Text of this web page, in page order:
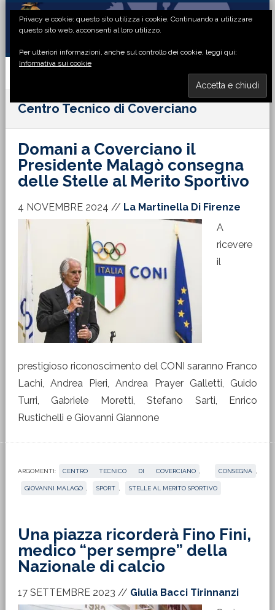
Passa
primaria
Passa
principale
Passa
laterale
Passa
di
Centro Tecnico di Coverciano
Domani a Coverciano il
Presidente Malagò consegna
delle Stelle al Merito Sportivo
4 NOVEMBRE 2024 // La Martinella Di Firenze
A
ricevere
il
prestigioso riconoscimento del CONI saranno Franco
Lachi, Andrea Pieri, Andrea Prayer Galletti, Guido
Turri, Gabriele Moretti, Stefano Sarti, Enrico
Rustichelli e Giovanni Giannone
ARGOMENTI: CENTRO TECNICO DI COVERCIANO CONSEGNA
GIOVANNI MALAGÒ SPORT STELLE AL MERITO SPORTIVO
Una piazza ricorderà Fino Fini,
medico “per sempre” della
Nazionale di calcio
17 SETTEMBRE 2023 // Giulia Bacci Tirinnanzi
Privacy e cookie: questo sito utilizza i cookie. Continuando a utilizzare
questo sito web, acconsenti al loro utilizzo.
Per ulteriori informazioni, anche sul controllo dei cookie, leggi qui:
Informativa sui cookie